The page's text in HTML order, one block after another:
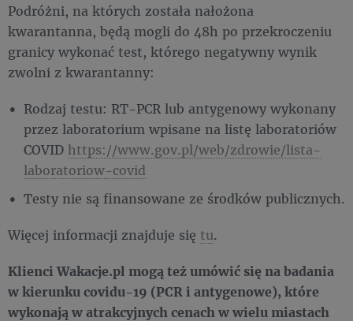
Podróżni, na których została nałożona
kwarantanna, będą mogli do 48h po przekroczeniu
granicy wykonać test, którego negatywny wynik
zwolni z kwarantanny:
Rodzaj testu: RT-PCR lub antygenowy wykonany
przez laboratorium wpisane na listę laboratoriów
COVID https://www.gov.pl/web/zdrowie/lista-
laboratoriow-covid
Testy nie są finansowane ze środków publicznych.
Więcej informacji znajduje się tu.
Klienci Wakacje.pl mogą też umówić się na badania
w kierunku covidu-19 (PCR i antygenowe), które
wykonają w atrakcyjnych cenach w wielu miastach